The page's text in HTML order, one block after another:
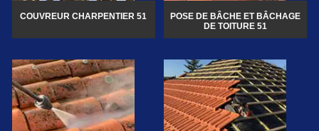
COUVREUR CHARPENTIER 51
POSE DE BÂCHE ET BÂCHAGE
DE TOITURE 51